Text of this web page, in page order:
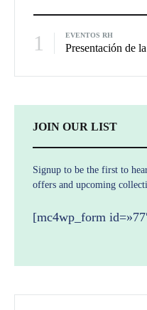
1 EVENTOS RH
JOIN OUR LIST
Signup to be the first to
offers and upcoming
[mc4wp_form